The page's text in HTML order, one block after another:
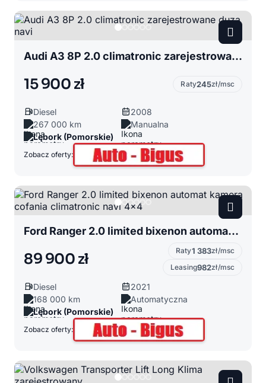
Audi A3 8P 2.0 climatronic zarejestrowane duza navi
15 900 zł Raty245zł/msc
Diesel
2008
267 000 km
Manualna
Lębork (Pomorskie)
Zobacz oferty:
Ford Ranger 2.0 limited bixenon automat kamera cofania climatronic navi 4x4
89 900 zł Raty1 383zł/msc
Leasing982zł/msc
Diesel
2021
168 000 km
Automatyczna
Lębork (Pomorskie)
Zobacz oferty: